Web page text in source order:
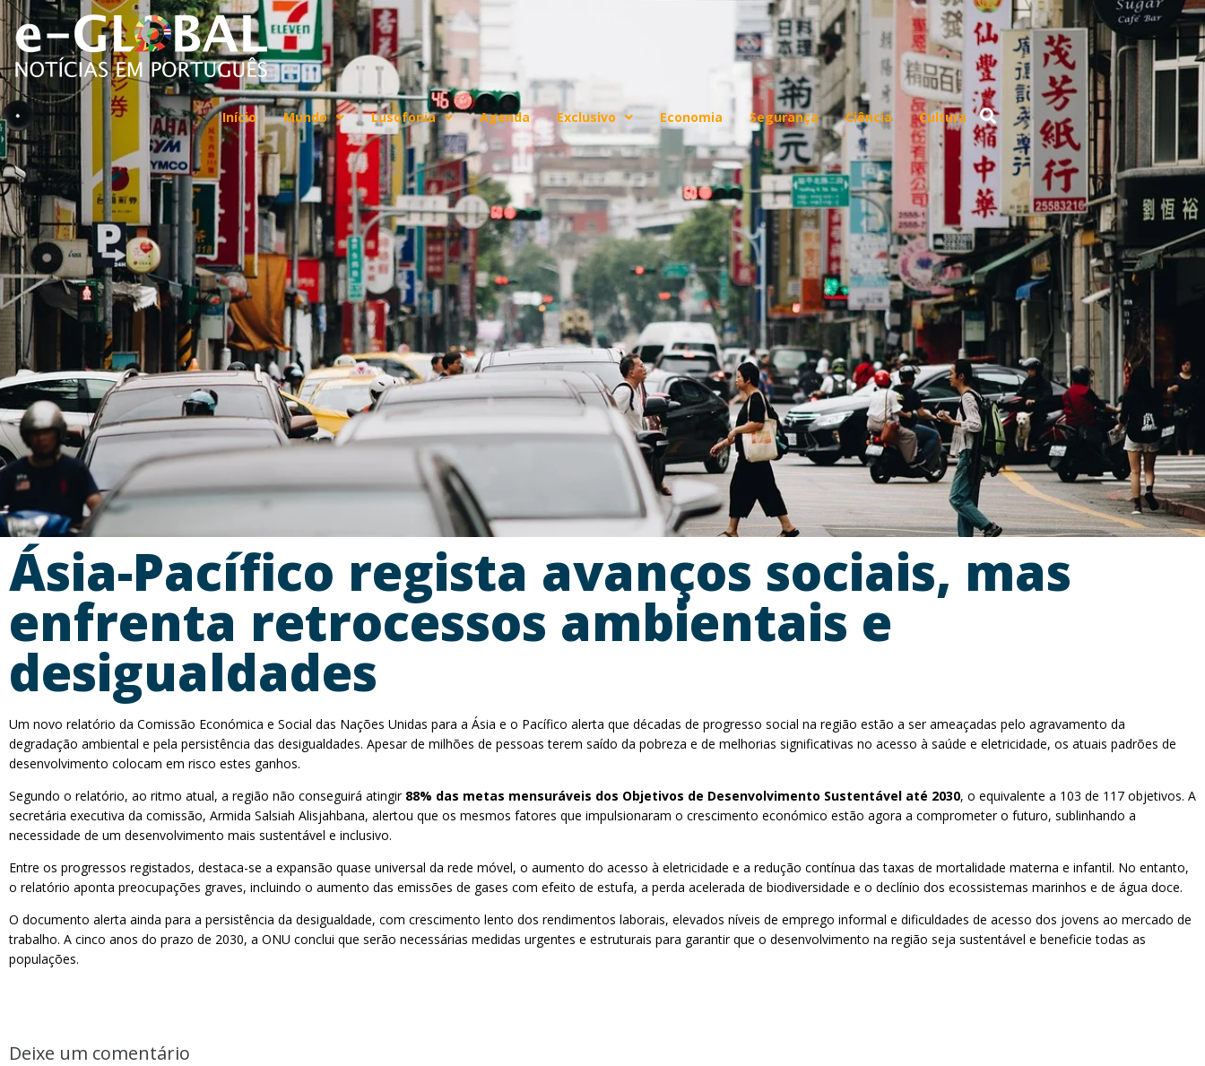
Início Mundo Lusofonia Agenda Exclusivo Economia Segurança Ciência Cultura
Ásia-Pacífico regista avanços sociais, mas
enfrenta retrocessos ambientais e
desigualdades
Um novo relatório da Comissão Económica e Social das Nações Unidas para a Ásia e o Pacífico alerta que décadas de progresso social na região estão a ser ameaçadas pelo agravamento da
degradação ambiental e pela persistência das desigualdades. Apesar de milhões de pessoas terem saído da pobreza e de melhorias significativas no acesso à saúde e eletricidade, os atuais padrões de
desenvolvimento colocam em risco estes ganhos.
Segundo o relatório, ao ritmo atual, a região não conseguirá atingir 88% das metas mensuráveis dos Objetivos de Desenvolvimento Sustentável até 2030, o equivalente a 103 de 117 objetivos. A
secretária executiva da comissão, Armida Salsiah Alisjahbana, alertou que os mesmos fatores que impulsionaram o crescimento económico estão agora a comprometer o futuro, sublinhando a
necessidade de um desenvolvimento mais sustentável e inclusivo.
Entre os progressos registados, destaca-se a expansão quase universal da rede móvel, o aumento do acesso à eletricidade e a redução contínua das taxas de mortalidade materna e infantil. No entanto,
o relatório aponta preocupações graves, incluindo o aumento das emissões de gases com efeito de estufa, a perda acelerada de biodiversidade e o declínio dos ecossistemas marinhos e de água doce.
O documento alerta ainda para a persistência da desigualdade, com crescimento lento dos rendimentos laborais, elevados níveis de emprego informal e dificuldades de acesso dos jovens ao mercado de
trabalho. A cinco anos do prazo de 2030, a ONU conclui que serão necessárias medidas urgentes e estruturais para garantir que o desenvolvimento na região seja sustentável e beneficie todas as
populações.
Deixe um comentário